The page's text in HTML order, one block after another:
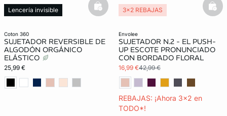
coton 360
SUJETADOR REVERSIBLE DE
ALGODÓN ORGÁNICO
ELÁSTICO
25,99 €
Lencería invisible basketfull
envolee
SUJETADOR N.2 - EL PUSH-
UP ESCOTE PRONUNCIADO
CON BORDADO FLORAL
16,99 €42,99 €
REBAJAS: ¡Ahora 3x2 en
TODO*!
3x2 REBAJAS